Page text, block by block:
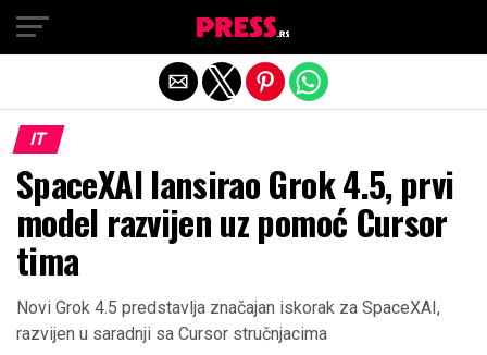
IT
SpaceXAI lansirao Grok 4.5, prvi
model razvijen uz pomoć Cursor
tima
Novi Grok 4.5 predstavlja značajan iskorak za SpaceXAI,
razvijen u saradnji sa Cursor stručnjacima
Exit mobile version